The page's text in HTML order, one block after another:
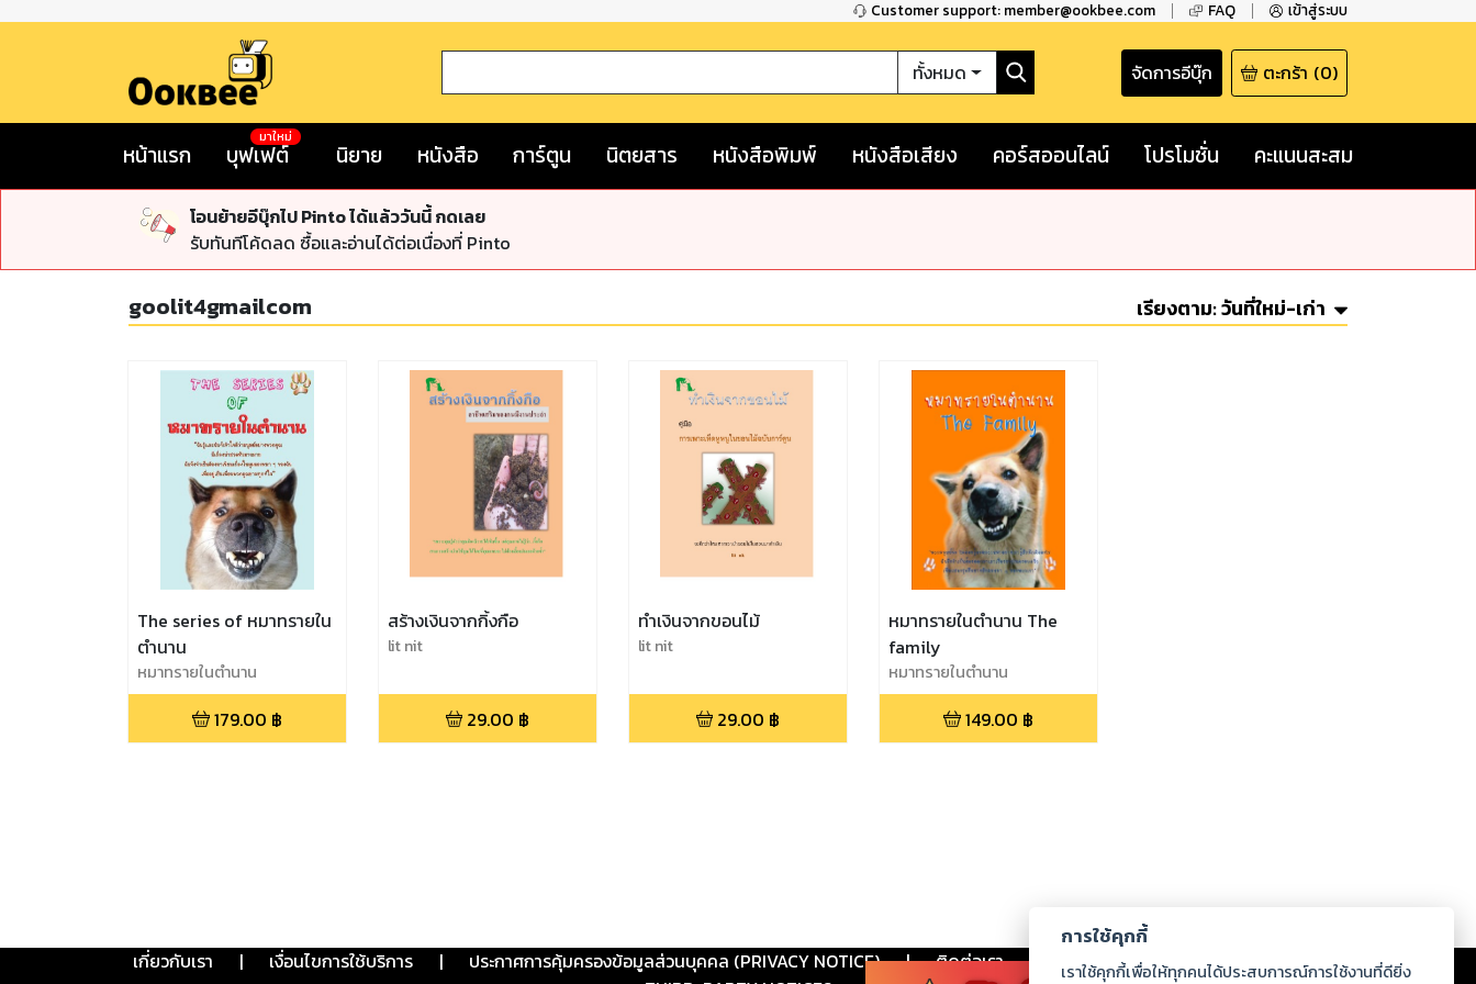
Customer support: member@ookbee.com FAQ เข้าสู่ระบบ
ทั้งหมด จัดการอีบุ๊ก ตะกร้า (0)
หน้าแรก บุฟเฟต์
มาใหม่
นิยาย หนังสือ การ์ตูน นิตยสาร หนังสือพิมพ์ หนังสือเสียง คอร์สออนไลน์ โปรโมชั่น คะแนนสะสม
โอนย้ายอีบุ๊กไป Pinto ได้แล้ววันนี้ กดเลย
รับทันทีโค้ดลด ซื้อและอ่านได้ต่อเนื่องที่ Pinto
goolit4gmailcom เรียงตาม:วันที่ใหม่-เก่า
The series of หมาทรายใน
ตำนาน
หมาทรายในตำนาน
179.00 ฿
สร้างเงินจากกิ้งกือ
lit nit
29.00 ฿
ทำเงินจากขอนไม้
lit nit
29.00 ฿
หมาทรายในตำนาน The
family
หมาทรายในตำนาน
149.00 ฿
เกี่ยวกับเรา | เงื่อนไขการใช้บริการ | ประกาศการคุ้มครองข้อมูลส่วนบุคคล (PRIVACY NOTICE) | ติดต่อเรา ร่วมงานกับเรา ดาวน์โหลด
การใช้คุกกี้
เราใช้คุกกี้เพื่อให้ทุกคนได้ประสบการณ์การใช้งานที่ดียิ่ง